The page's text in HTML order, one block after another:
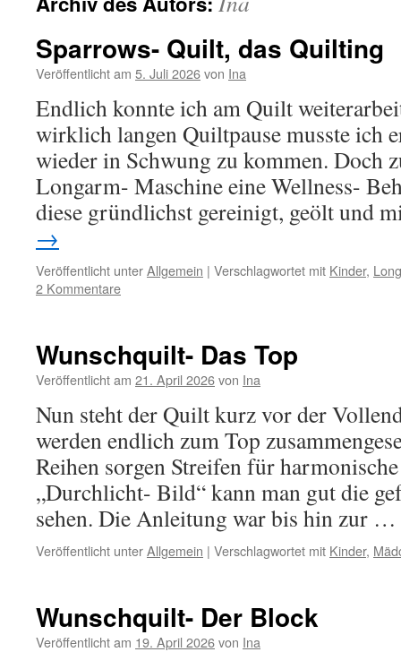
Sparrows- Quilt, das Quilting
Veröffentlicht am 5. Juli 2026von Ina
Endlich konnte ich am Quilt
wirklich langen Quiltpause musste ich
wieder in Schwung zu kommen. Doch
Longarm- Maschine eine Wellness-
diese gründlichst gereinigt, geölt und
→
Veröffentlicht unterAllgemein | Verschlagwortet mit Kinder,
2 Kommentare
Wunschquilt- Das Top
Veröffentlicht am 21. April 2026von Ina
Nun steht der Quilt kurz vor der
werden endlich zum Top
Reihen sorgen Streifen für
„Durchlicht- Bild“ kann man gut die
sehen. Die Anleitung war bis hin zur …
Veröffentlicht unterAllgemein | Verschlagwortet mit Kinder,
Wunschquilt- Der Block
Veröffentlicht am 19. April 2026von Ina